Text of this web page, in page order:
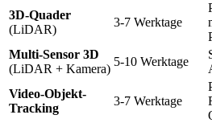
3D-Quader
(LiDAR)
3-7 Werktage
Multi-Sensor 3D
(LiDAR + Kamera)
5-10 Werktage
Video-Objekt-
Tracking
3-7 Werktage